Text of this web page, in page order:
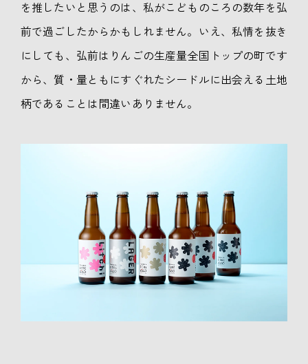
を推したいと思うのは、私がこどものころの数年を弘
前で過ごしたからかもしれません。いえ、私情を抜き
にしても、弘前はりんごの生産量全国トップの町です
から、質・量ともにすぐれたシードルに出会える土地
柄であることは間違いありません。